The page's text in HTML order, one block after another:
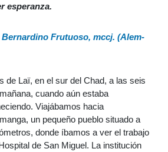
esperanza.
Frutuoso, mccj. (Alem-
de Laï, en el sur del Chad, a las seis
cuando aún estaba
Viajábamos hacia
un pequeño pueblo situado a
donde íbamos a ver el trabajo
de San Miguel. La institución